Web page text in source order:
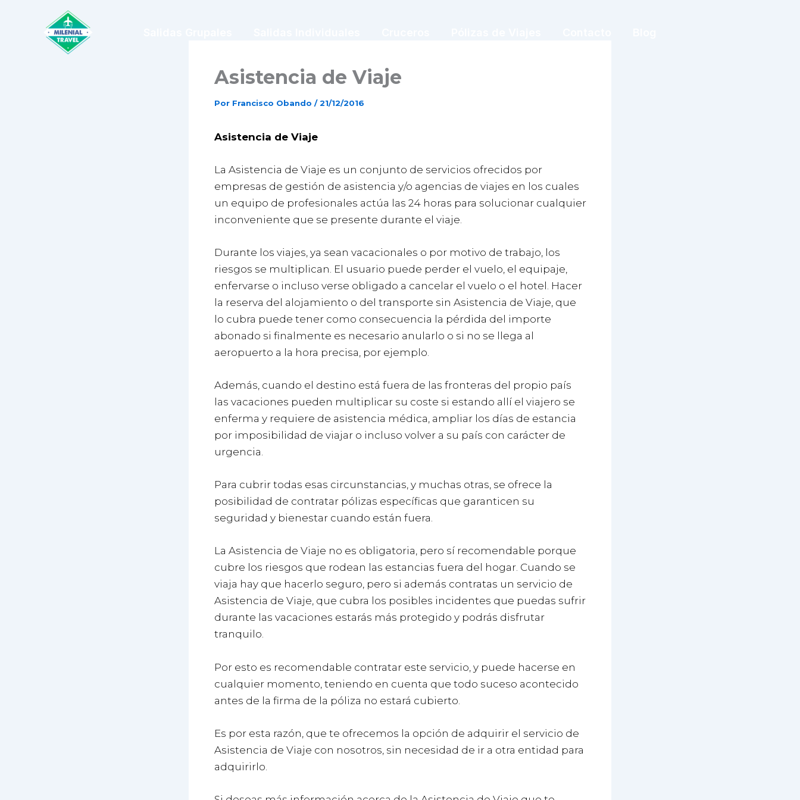
contenido
Asistencia de Viaje
Por Francisco Obando /21/12/2016
Asistencia de Viaje
La Asistencia de Viaje es un conjunto de servicios ofrecidos por
empresas de gestión de asistencia y/o agencias de viajes en los cuales
un equipo de profesionales actúa las 24 horas para solucionar cualquier
inconveniente que se presente durante el viaje.
Durante los viajes, ya sean vacacionales o por motivo de trabajo, los
riesgos se multiplican. El usuario puede perder el vuelo, el equipaje,
enfervarse o incluso verse obligado a cancelar el vuelo o el hotel. Hacer
la reserva del alojamiento o del transporte sin Asistencia de Viaje, que
lo cubra puede tener como consecuencia la pérdida del importe
abonado si finalmente es necesario anularlo o si no se llega al
aeropuerto a la hora precisa, por ejemplo.
Además, cuando el destino está fuera de las fronteras del propio país
las vacaciones pueden multiplicar su coste si estando allí el viajero se
enferma y requiere de asistencia médica, ampliar los días de estancia
por imposibilidad de viajar o incluso volver a su país con carácter de
urgencia.
Para cubrir todas esas circunstancias, y muchas otras, se ofrece la
posibilidad de contratar pólizas específicas que garanticen su
seguridad y bienestar cuando están fuera.
La Asistencia de Viaje no es obligatoria, pero sí recomendable porque
cubre los riesgos que rodean las estancias fuera del hogar. Cuando se
viaja hay que hacerlo seguro, pero si además contratas un servicio de
Asistencia de Viaje, que cubra los posibles incidentes que puedas sufrir
durante las vacaciones estarás más protegido y podrás disfrutar
tranquilo.
Por esto es recomendable contratar este servicio, y puede hacerse en
cualquier momento, teniendo en cuenta que todo suceso acontecido
antes de la firma de la póliza no estará cubierto.
Es por esta razón, que te ofrecemos la opción de adquirir el servicio de
Asistencia de Viaje con nosotros, sin necesidad de ir a otra entidad para
adquirirlo.